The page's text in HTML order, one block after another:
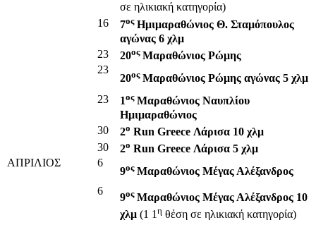
σε ηλικιακή κατηγορία)
16
7οςΗμιμαραθώνιος Θ. Σταμόπουλος
αγώνας 6 χλμ
23
20οςΜαραθώνιος Ρώμης
23
20οςΜαραθώνιος Ρώμης αγώνας 5 χλμ
23
1οςΜαραθώνιος Ναυπλίου
Ημιμαραθώνιος
30
2o Run Greece Λάρισα 10 χλμ
30
2ο Run Greece Λάρισα 5 χλμ
ΑΠΡΙΛΙΟΣ
6
9οςΜαραθώνιος Μέγας Αλέξανδρος
6
9οςΜαραθώνιος Μέγας Αλέξανδρος 10
χλμ (1 1 η θέση σε ηλικιακή κατηγορία)